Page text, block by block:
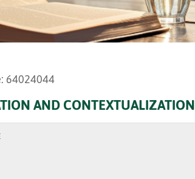
64024044
AND CONTEXTUALIZATION